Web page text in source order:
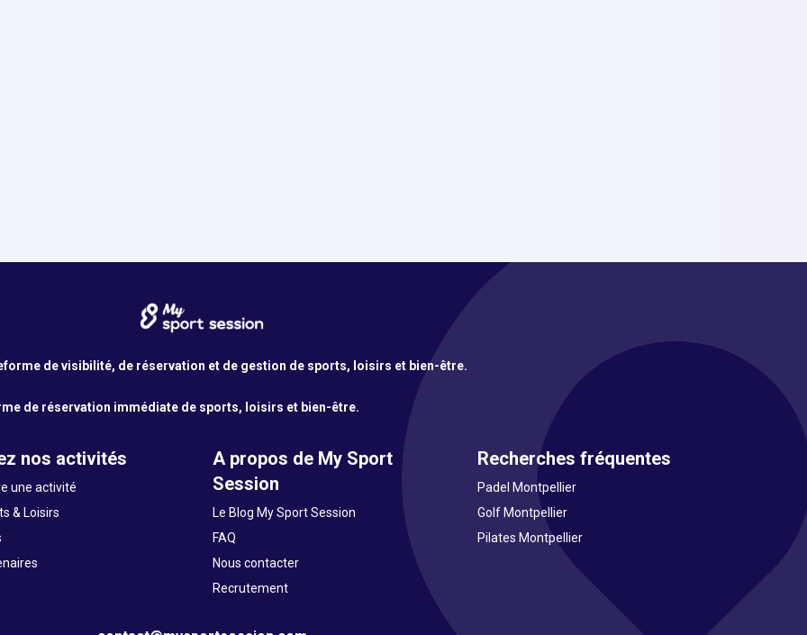
de visibilité, de réservation et de gestion de sports, loisirs et bien-être.
de réservation immédiate de sports, loisirs et bien-être.
nos activités
une activité
& Loisirs
A propos de My Sport
Session
Le Blog My Sport Session
FAQ
Nous contacter
Recrutement
Recherches fréquentes
Padel Montpellier
Golf Montpellier
Pilates Montpellier